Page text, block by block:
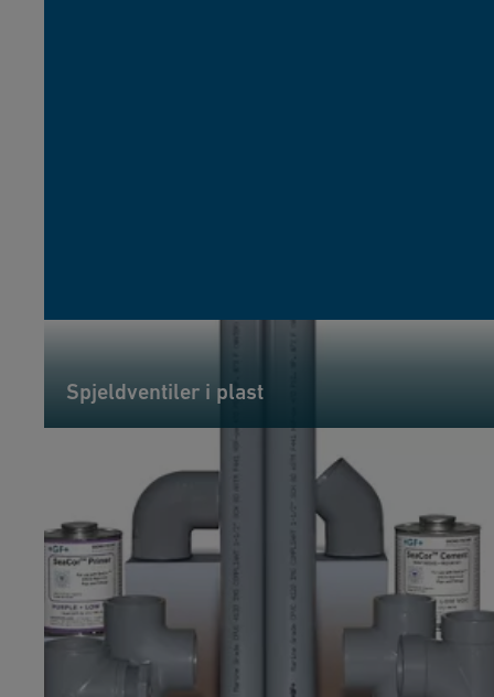
Spjeldventiler i plast